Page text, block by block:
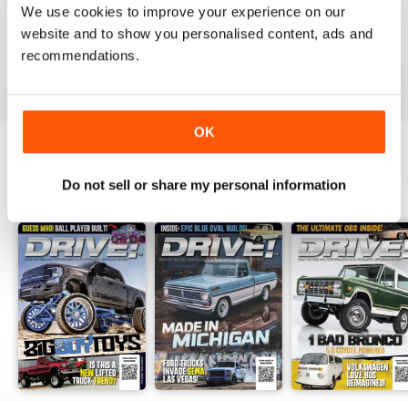
We use cookies to improve your experience on our
website and to show you personalised content, ads and
recommendations.
OK
Do not sell or share my personal information
GOOD MAG
good mag
EDIZIONI INDIETRO Visualizza tutti